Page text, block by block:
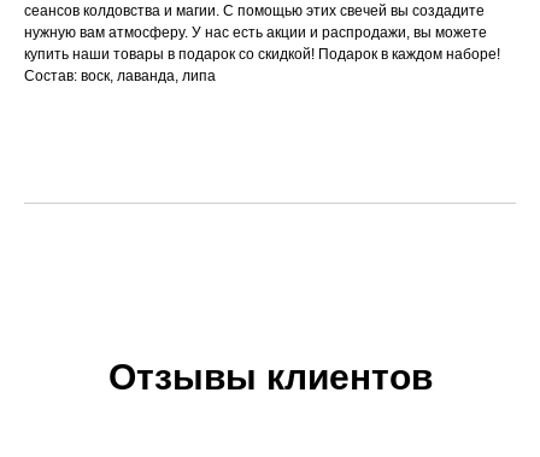
сеансов колдовства и магии. С помощью этих свечей вы создадите
нужную вам атмосферу. У нас есть акции и распродажи, вы можете
купить наши товары в подарок со скидкой! Подарок в каждом наборе!
Состав: воск, лаванда, липа
Отзывы клиентов